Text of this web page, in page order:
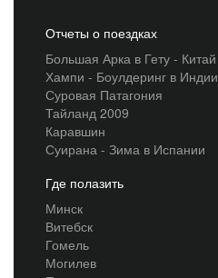
Отчеты о поездках
Большая Арка в Гету - Китай
Хампи - Боулдеринг в Индии
Суровая Патагония
Тайланд 2009
Каравшин
Суирана - Зима в Испании
Где полазить
Минск
Витебск
Гомель
Могилев